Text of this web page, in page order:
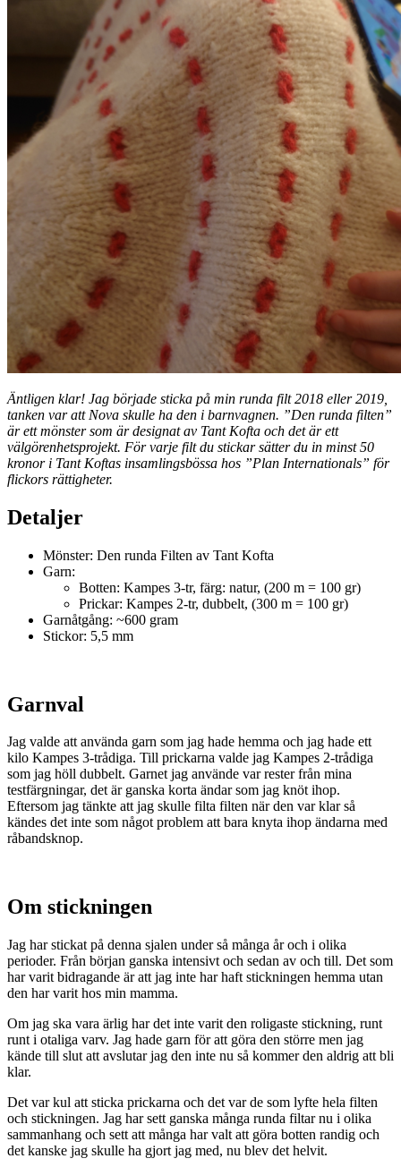
Äntligen klar! Jag började sticka på min runda filt 2018 eller 2019,
tanken var att Nova skulle ha den i barnvagnen. ”Den runda filten”
är ett mönster som är designat av Tant Kofta och det är ett
välgörenhetsprojekt. För varje filt du stickar sätter du in minst 50
kronor i Tant Koftas insamlingsbössa hos ”Plan Internationals” för
flickors rättigheter.
Detaljer
Mönster: Den runda Filten av Tant Kofta
Garn:
Botten: Kampes 3-tr, färg: natur, (200 m = 100 gr)
Prickar: Kampes 2-tr, dubbelt, (300 m = 100 gr)
Garnåtgång: ~600 gram
Stickor: 5,5 mm
Garnval
Jag valde att använda garn som jag hade hemma och jag hade ett
kilo Kampes 3-trådiga. Till prickarna valde jag Kampes 2-trådiga
som jag höll dubbelt. Garnet jag använde var rester från mina
testfärgningar, det är ganska korta ändar som jag knöt ihop.
Eftersom jag tänkte att jag skulle filta filten när den var klar så
kändes det inte som något problem att bara knyta ihop ändarna med
råbandsknop.
Om stickningen
Jag har stickat på denna sjalen under så många år och i olika
perioder. Från början ganska intensivt och sedan av och till. Det som
har varit bidragande är att jag inte har haft stickningen hemma utan
den har varit hos min mamma.
Om jag ska vara ärlig har det inte varit den roligaste stickning, runt
runt i otaliga varv. Jag hade garn för att göra den större men jag
kände till slut att avslutar jag den inte nu så kommer den aldrig att bli
klar.
Det var kul att sticka prickarna och det var de som lyfte hela filten
och stickningen. Jag har sett ganska många runda filtar nu i olika
sammanhang och sett att många har valt att göra botten randig och
det kanske jag skulle ha gjort jag med, nu blev det helvit.